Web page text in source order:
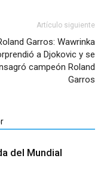
Artículo siguiente
Garros: Wawrinka
a Djokovic y se
campeón Roland
Garros
del Mundial